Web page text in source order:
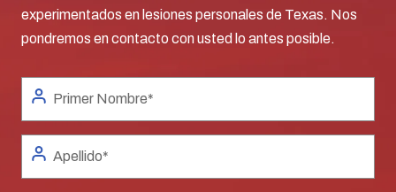
experimentados en lesiones personales de Texas. Nos
pondremos en contacto con usted lo antes posible.